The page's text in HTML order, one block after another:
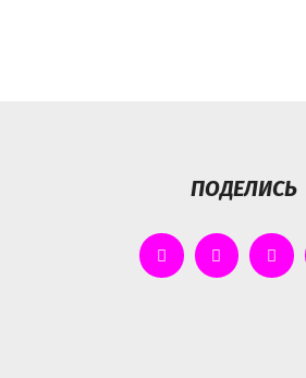
ПОДЕЛИСЬ